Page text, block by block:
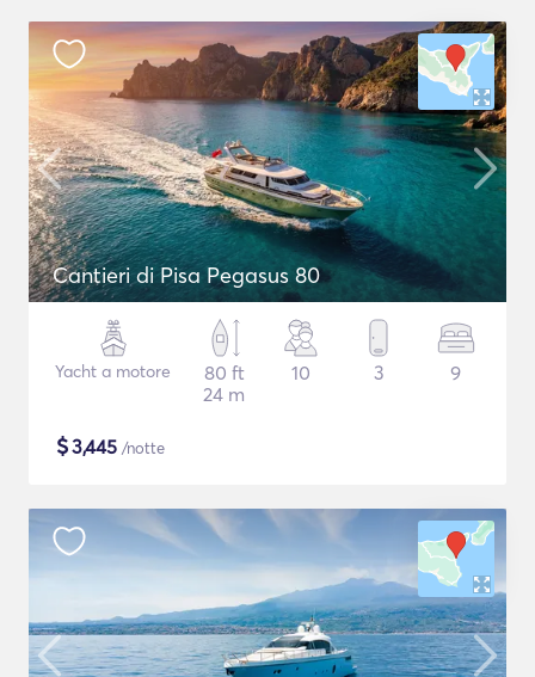
Cantieri di Pisa Pegasus 80
Yacht a motore
80 ft
24 m
10 3 9
$3,445 /notte